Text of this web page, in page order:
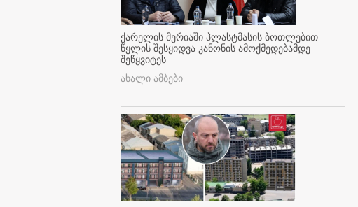
ქარელის მერიაში პლასტმასის ბოთლებით
წყლის შესყიდვა კანონის ამოქმედებამდე
შეწყვიტეს
ახალი ამბები